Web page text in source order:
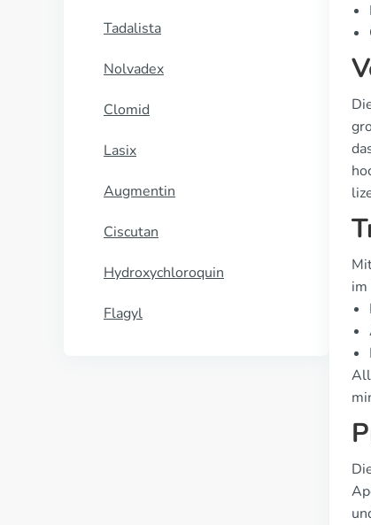
Tadalista
Nolvadex
Clomid
Lasix
Augmentin
Ciscutan
Hydroxychloroquin
Flagyl